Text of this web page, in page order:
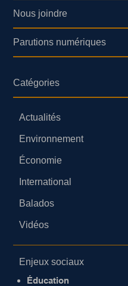
Nous joindre
Parutions numériques
Catégories
Actualités
Environnement
Économie
International
Balados
Vidéos
Enjeux sociaux
Éducation